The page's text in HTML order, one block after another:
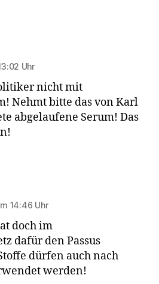
Uhr
nicht mit
Nehmt bitte das von Karl
abgelaufene Serum! Das
14:46 Uhr
doch im
dafür den Passus
dürfen auch nach
werden!